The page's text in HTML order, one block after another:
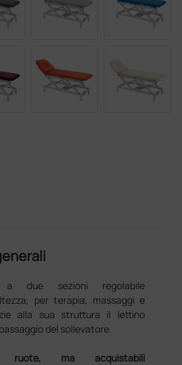
a due sezioni regolabile
per terapia, massaggi e
alla sua struttura il lettino
del sollevatore.
ruote, ma acquistabili